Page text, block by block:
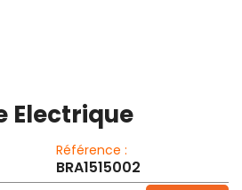
Electrique
Référence :
BRA1515002